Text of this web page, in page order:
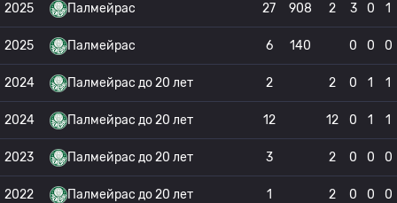
2025 Палмейрас 27 908 2 3 0 1
2025 Палмейрас 6 140 0 0 0
2024 Палмейрас до 20 лет 2 2 0 1 1
2024 Палмейрас до 20 лет 12 12 0 1 1
2023 Палмейрас до 20 лет 3 2 0 0 0
2022 Палмейрас до 20 лет 1 2 0 0 0